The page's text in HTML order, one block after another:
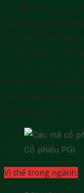
nghiệp đang cung
toàn quốc, trong đó
bảo hiểm hàng hải,
và bảo hiểm tài sản
tỷ trọng doanh thu
doanh thu toàn
thành một trong
nhất hiện nay.
Cổ phiếu PGI
Vị thế trong ngành: